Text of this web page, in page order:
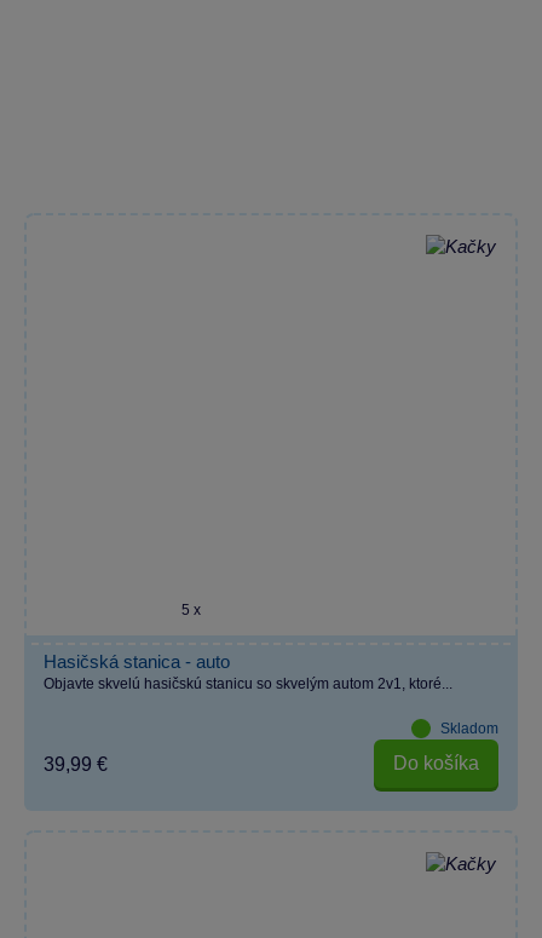
5 x
Hasičská stanica - auto
Objavte skvelú hasičskú stanicu so skvelým autom 2v1, ktoré...
Skladom
39,99 € Do košíka